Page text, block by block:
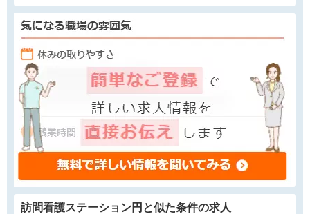
訪問看護ステーション円と似た条件の求人